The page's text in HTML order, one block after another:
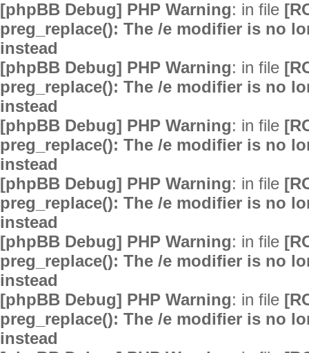
[phpBB Debug] PHP Warning: in file
preg_replace(): The /e modifier is no
instead
[phpBB Debug] PHP Warning: in file
preg_replace(): The /e modifier is no
instead
[phpBB Debug] PHP Warning: in file
preg_replace(): The /e modifier is no
instead
[phpBB Debug] PHP Warning: in file
preg_replace(): The /e modifier is no
instead
[phpBB Debug] PHP Warning: in file
preg_replace(): The /e modifier is no
instead
[phpBB Debug] PHP Warning: in file
preg_replace(): The /e modifier is no
instead